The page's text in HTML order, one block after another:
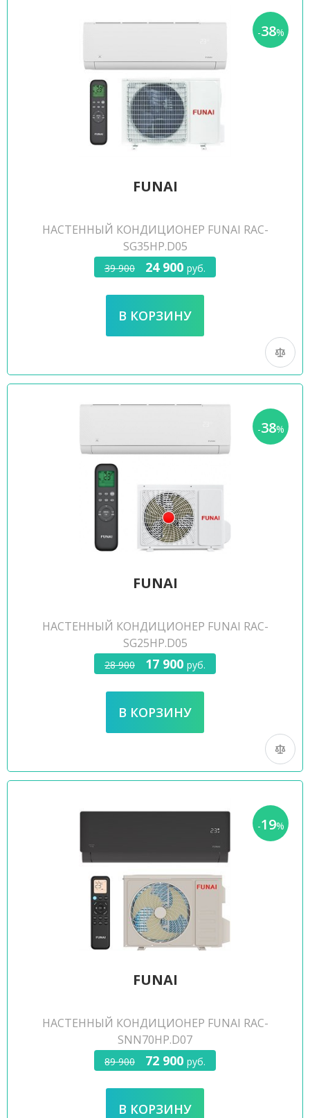
-38%
FUNAI
НАСТЕННЫЙ КОНДИЦИОНЕР FUNAI RAC-
SG35HP.D05
39 900 24 900 руб.
-38%
FUNAI
НАСТЕННЫЙ КОНДИЦИОНЕР FUNAI RAC-
SG25HP.D05
28 900 17 900 руб.
-19%
FUNAI
НАСТЕННЫЙ КОНДИЦИОНЕР FUNAI RAC-
SNN70HP.D07
89 900 72 900 руб.